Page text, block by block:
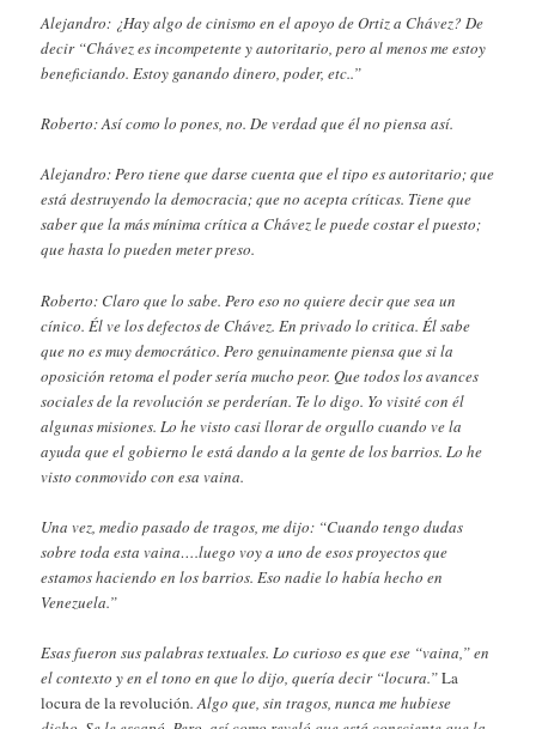
Alejandro: ¿Hay algo de cinismo en el apoyo de Ortiz a Chávez? De
decir “Chávez es incompetente y autoritario, pero al menos me estoy
beneficiando. Estoy ganando dinero, poder, etc..”
Roberto: Así como lo pones, no. De verdad que él no piensa así.
Alejandro: Pero tiene que darse cuenta que el tipo es autoritario; que
está destruyendo la democracia; que no acepta críticas. Tiene que
saber que la más mínima crítica a Chávez le puede costar el puesto;
que hasta lo pueden meter preso.
Roberto: Claro que lo sabe. Pero eso no quiere decir que sea un
cínico. Él ve los defectos de Chávez. En privado lo critica. Él sabe
que no es muy democrático. Pero genuinamente piensa que si la
oposición retoma el poder sería mucho peor. Que todos los avances
sociales de la revolución se perderían. Te lo digo. Yo visité con él
algunas misiones. Lo he visto casi llorar de orgullo cuando ve la
ayuda que el gobierno le está dando a la gente de los barrios. Lo he
visto conmovido con esa vaina.
Una vez, medio pasado de tragos, me dijo: “Cuando tengo dudas
sobre toda esta vaina….luego voy a uno de esos proyectos que
estamos haciendo en los barrios. Eso nadie lo había hecho en
Venezuela.”
Esas fueron sus palabras textuales. Lo curioso es que ese “vaina,” en
el contexto y en el tono en que lo dijo, quería decir “locura.”La
locura de la revolución. Algo que, sin tragos, nunca me hubiese